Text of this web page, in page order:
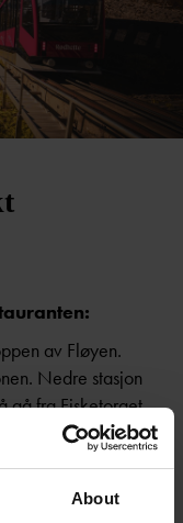
About
av Fløyen.
Nedre stasjon
gå fra Fisketorget.
Skal du ha
til alle
er ferdig.